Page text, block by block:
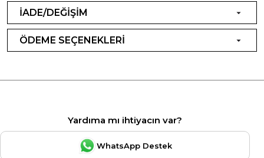
İADE/DEĞİŞİM
ÖDEME SEÇENEKLERİ
Yardıma mı ihtiyacın var?
WhatsApp Destek